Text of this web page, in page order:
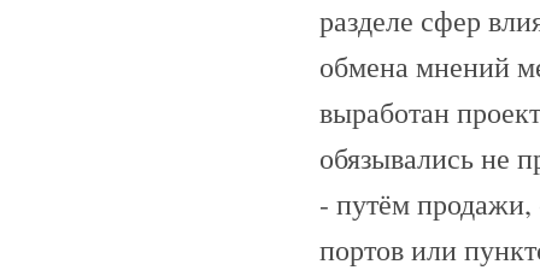
разделе сфер
обмена мнений
выработан
обязывались не
- путём продажи,
портов или